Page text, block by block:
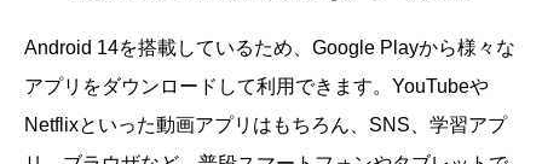
Android 14を搭載しているため、Google Playから様々な
アプリをダウンロードして利用できます。YouTubeや
Netflixといった動画アプリはもちろん、SNS、学習アプ